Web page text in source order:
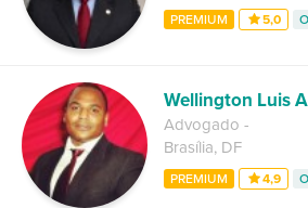
PREMIUM 5,0
Wellington Luis
Advogado -
Brasília, DF
PREMIUM 4,9